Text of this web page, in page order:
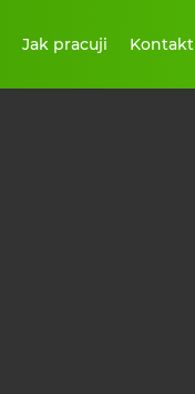
Jak pracuji Kontakt